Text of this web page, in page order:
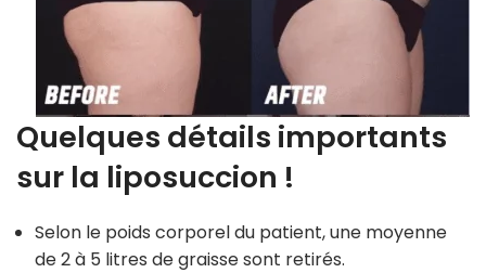
Quelques détails importants
sur la liposuccion !
Selon le poids corporel du patient, une moyenne
de 2 à 5 litres de graisse sont retirés.